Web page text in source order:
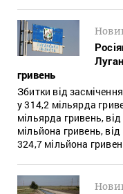
гривень
Збитки від
у 314,2 мільярда
мільярда гривень,
мільйона гривень,
324,7 мільйона